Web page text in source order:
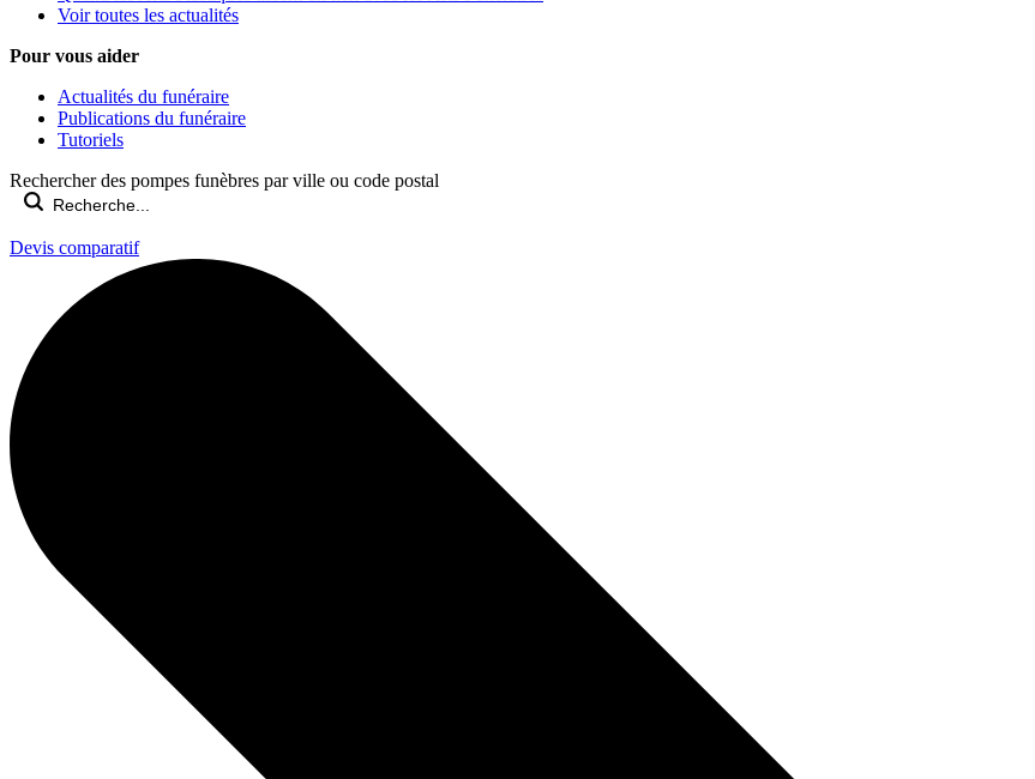
Voir toutes les actualités
Pour vous aider
Actualités du funéraire
Publications du funéraire
Tutoriels
Rechercher des pompes funèbres par ville ou code postal
Devis comparatif